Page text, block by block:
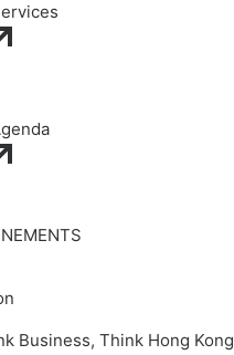
Business, Think Hong Kong